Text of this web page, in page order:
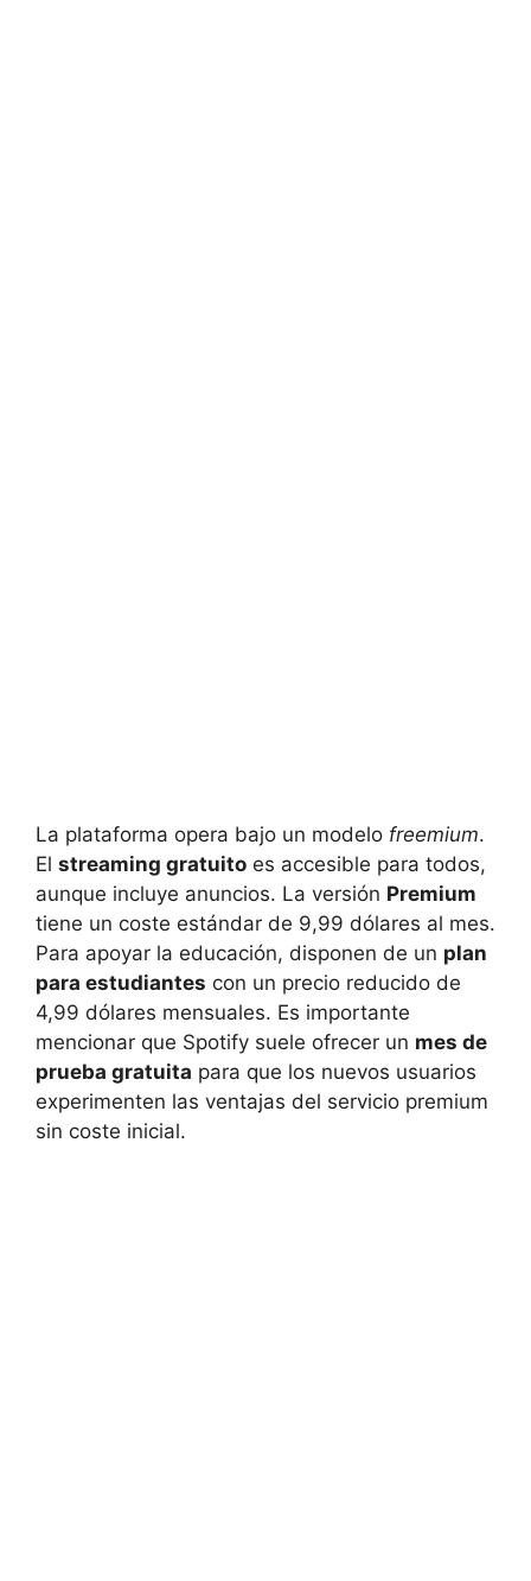
La plataforma opera bajo un modelo freemium.
El streaming gratuito es accesible para todos,
aunque incluye anuncios. La versión Premium
tiene un coste estándar de 9,99 dólares al mes.
Para apoyar la educación, disponen de un plan
para estudiantes con un precio reducido de
4,99 dólares mensuales. Es importante
mencionar que Spotify suele ofrecer un mes de
prueba gratuita para que los nuevos usuarios
experimenten las ventajas del servicio premium
sin coste inicial.